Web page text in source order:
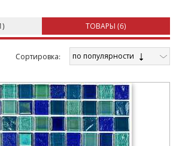
) ТОВАРЫ (6)
Cортировка: по популярности